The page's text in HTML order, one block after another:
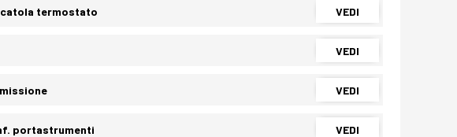
termostato VEDI
VEDI
VEDI
portastrumenti VEDI